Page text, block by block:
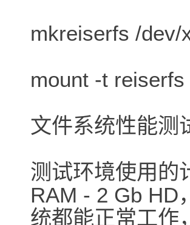
mkreiserfs /dev/
mount -t
文件系统性能测
测试环境使用的
RAM - 2 Gb HD
统都能正常工作